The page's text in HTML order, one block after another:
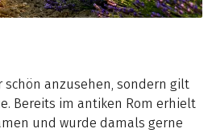
schön anzusehen, sondern gilt
Bereits im antiken Rom erhielt
und wurde damals gerne